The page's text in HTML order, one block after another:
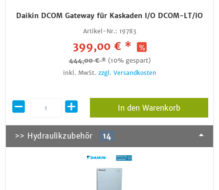
Daikin DCOM Gateway für Kaskaden I/O DCOM-LT/IO
Artikel-Nr.: 19783
399,00 € *
444,00 € * (10% gespart)
inkl. MwSt. zzgl. Versandkosten
In den Warenkorb
>> Hydraulikzubehör 14